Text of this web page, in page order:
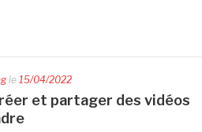
le 15/04/2022
et partager des vidéos